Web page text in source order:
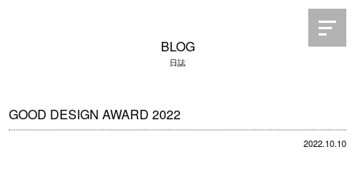
BLOG
日誌
GOOD DESIGN AWARD 2022
2022.10.10